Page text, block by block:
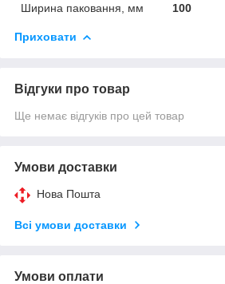
Ширина паковання, мм
100
Приховати
Відгуки про товар
Ще немає відгуків про цей товар
Умови доставки
Нова Пошта
Всі умови доставки
Умови оплати